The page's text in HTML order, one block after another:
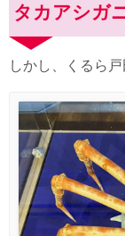
タカアシガ
しかし、くるら